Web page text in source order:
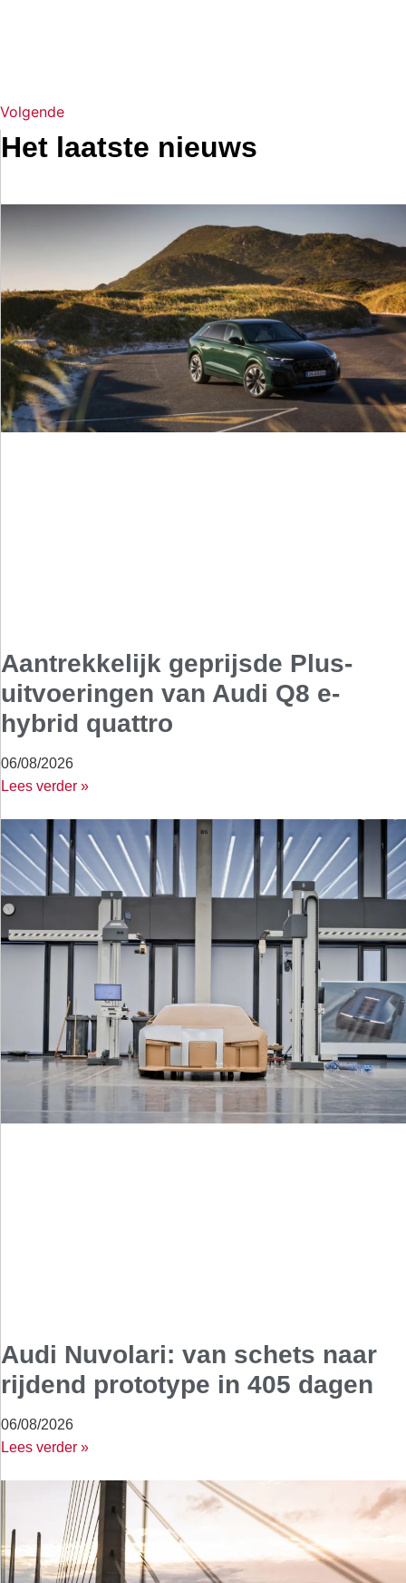
Volgende
Het laatste nieuws
Aantrekkelijk geprijsde Plus-
uitvoeringen van Audi Q8 e-
hybrid quattro
06/08/2026
Lees verder »
Audi Nuvolari: van schets naar
rijdend prototype in 405 dagen
06/08/2026
Lees verder »